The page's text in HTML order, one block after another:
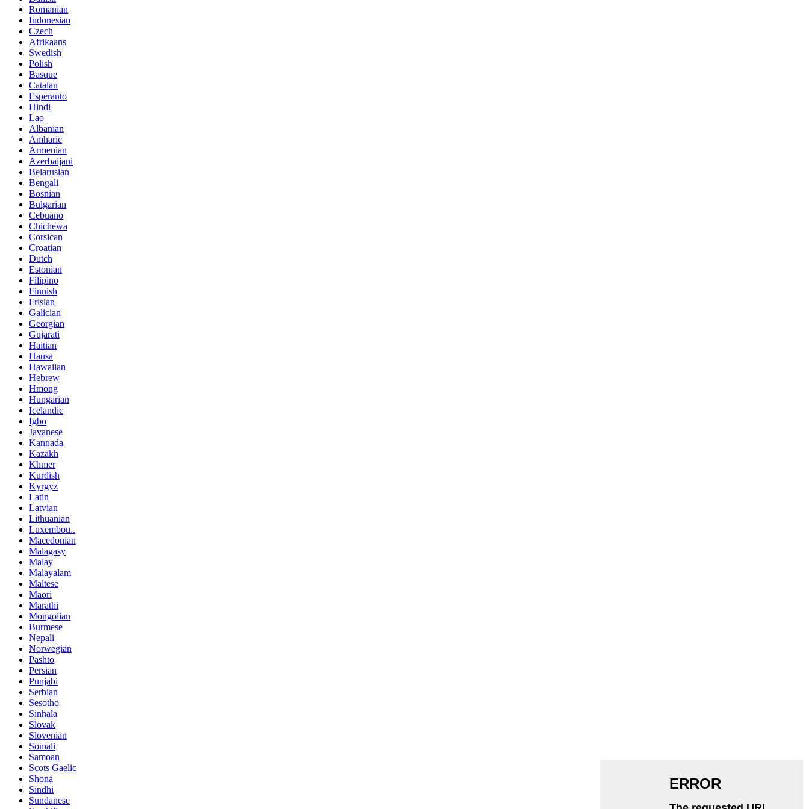
Romanian
Indonesian
Czech
Afrikaans
Swedish
Polish
Basque
Catalan
Esperanto
Hindi
Lao
Albanian
Amharic
Armenian
Azerbaijani
Belarusian
Bengali
Bosnian
Bulgarian
Cebuano
Chichewa
Corsican
Croatian
Dutch
Estonian
Filipino
Finnish
Frisian
Galician
Georgian
Gujarati
Haitian
Hausa
Hawaiian
Hebrew
Hmong
Hungarian
Icelandic
Igbo
Javanese
Kannada
Kazakh
Khmer
Kurdish
Kyrgyz
Latin
Latvian
Lithuanian
Luxembou..
Macedonian
Malagasy
Malay
Malayalam
Maltese
Maori
Marathi
Mongolian
Burmese
Nepali
Norwegian
Pashto
Persian
Punjabi
Serbian
Sesotho
Sinhala
Slovak
Slovenian
Somali
Samoan
Scots Gaelic
Shona
Sindhi
Sundanese